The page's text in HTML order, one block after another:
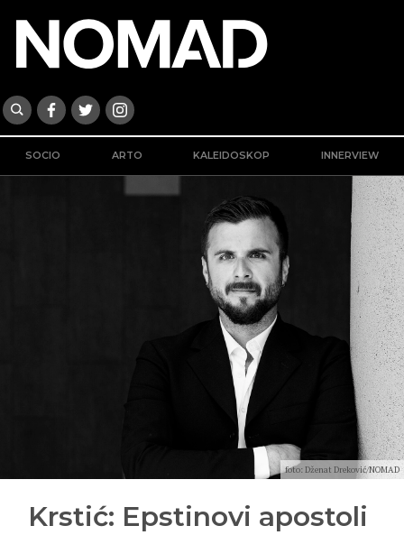
SOCIO ARTO KALEIDOSKOP INNERVIEW
foto: Dženat Dreković/NOMAD
Krstić: Epstinovi apostoli